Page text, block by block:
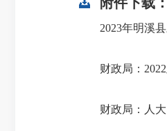
2023年明溪
财政局：
财政局：人